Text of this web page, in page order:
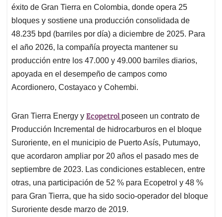
éxito de Gran Tierra en Colombia, donde opera 25
bloques y sostiene una producción consolidada de
48.235 bpd (barriles por día) a diciembre de 2025. Para
el año 2026, la compañía proyecta mantener su
producción entre los 47.000 y 49.000 barriles diarios,
apoyada en el desempeño de campos como
Acordionero, Costayaco y Cohembi.
Gran Tierra Energy y Ecopetrol poseen un contrato de
Producción Incremental de hidrocarburos en el bloque
Suroriente, en el municipio de Puerto Asís, Putumayo,
que acordaron ampliar por 20 años el pasado mes de
septiembre de 2023. Las condiciones establecen, entre
otras, una participación de 52 % para Ecopetrol y 48 %
para Gran Tierra, que ha sido socio-operador del bloque
Suroriente desde marzo de 2019.